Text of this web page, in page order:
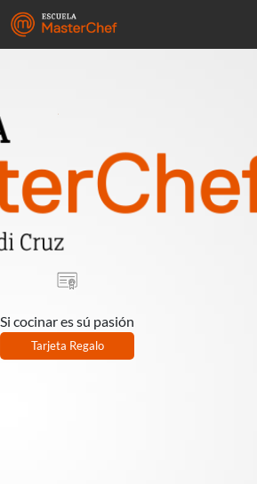
Si cocinar es sú pasión
Tarjeta Regalo